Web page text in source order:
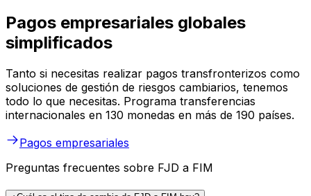
Pagos empresariales globales
simplificados
Tanto si necesitas realizar pagos transfronterizos como
soluciones de gestión de riesgos cambiarios, tenemos
todo lo que necesitas. Programa transferencias
internacionales en 130 monedas en más de 190 países.
Pagos empresariales
Preguntas frecuentes sobre FJD a FIM